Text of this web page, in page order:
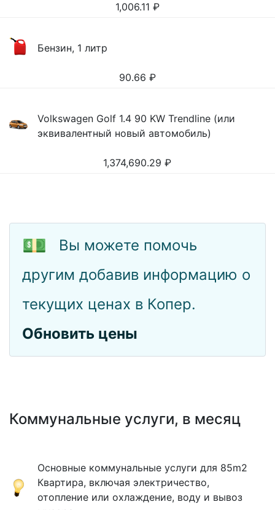
1,006.11 ₽
Бензин, 1 литр
90.66 ₽
Volkswagen Golf 1.4 90 KW Trendline (или
эквивалентный новый автомобиль)
1,374,690.29 ₽
💵
Вы можете помочь
другим добавив информацию о
текущих ценах в Копер.
Обновить цены
Коммунальные услуги, в месяц
Основные коммунальные услуги для 85m2
Квартира, включая электричество,
отопление или охлаждение, воду и вывоз